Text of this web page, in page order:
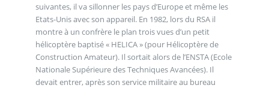
suivantes, il va sillonner les pays d’Europe et même les
Etats-Unis avec son appareil. En 1982, lors du RSA il
montre à un confrère le plan trois vues d’un petit
hélicoptère baptisé « HELICA » (pour Hélicoptère de
Construction Amateur). Il sortait alors de l’ENSTA (Ecole
Nationale Supérieure des Techniques Avancées). Il
devait entrer, après son service militaire au bureau